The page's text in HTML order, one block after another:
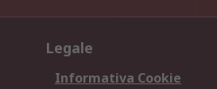
Legale
Informativa Cookie